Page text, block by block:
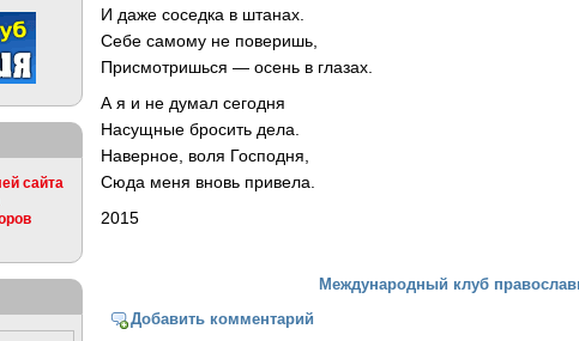
И даже соседка в штанах.
Себе самому не поверишь,
Присмотришься — осень в глазах.
А я и не думал сегодня
Насущные бросить дела.
Наверное, воля Господня,
Сюда меня вновь привела.
2015
Международный клуб
Добавить комментарий
сайта